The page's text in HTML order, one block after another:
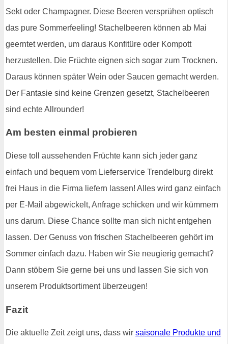
Sekt oder Champagner. Diese Beeren versprühen optisch
das pure Sommerfeeling! Stachelbeeren können ab Mai
geerntet werden, um daraus Konfitüre oder Kompott
herzustellen. Die Früchte eignen sich sogar zum Trocknen.
Daraus können später Wein oder Saucen gemacht werden.
Der Fantasie sind keine Grenzen gesetzt, Stachelbeeren
sind echte Allrounder!
Am besten einmal probieren
Diese toll aussehenden Früchte kann sich jeder ganz
einfach und bequem vom Lieferservice Trendelburg direkt
frei Haus in die Firma liefern lassen! Alles wird ganz einfach
per E-Mail abgewickelt, Anfrage schicken und wir kümmern
uns darum. Diese Chance sollte man sich nicht entgehen
lassen. Der Genuss von frischen Stachelbeeren gehört im
Sommer einfach dazu. Haben wir Sie neugierig gemacht?
Dann stöbern Sie gerne bei uns und lassen Sie sich von
unserem Produktsortiment überzeugen!
Fazit
Die aktuelle Zeit zeigt uns, dass wir saisonale Produkte und